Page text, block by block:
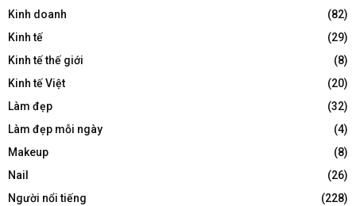
Kinh doanh
(82)
Kinh tế
(29)
Kinh tế thế giới
(8)
Kinh tế Việt
(20)
Làm đẹp
(32)
Làm đẹp mỗi ngày
(4)
Makeup
(8)
Nail
(26)
Người nổi tiếng
(228)